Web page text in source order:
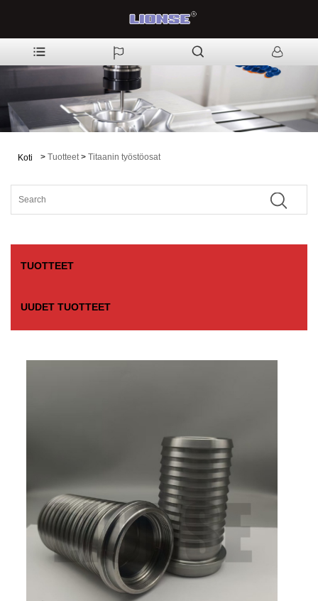
Koti > Tuotteet > Titaanin työstöosat
TUOTTEET
UUDET TUOTTEET